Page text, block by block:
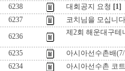
6238
대회공지 요청 [1]
6237
코치님을 모십니다
6236
제2회 해운대구테
6235
아시아선수촌배
6234
아시아선수촌 코